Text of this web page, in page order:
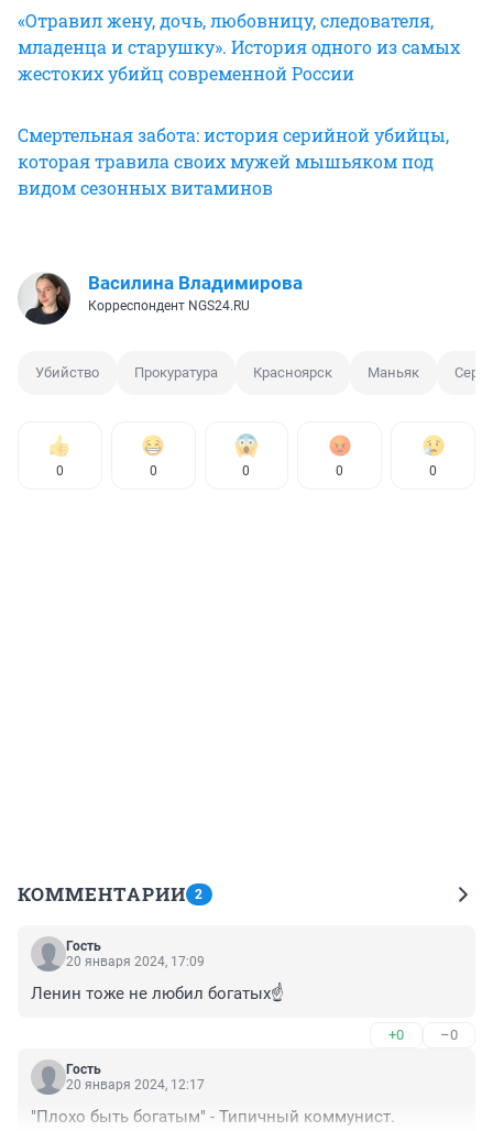
«Отравил жену, дочь, любовницу, следователя,
младенца и старушку». История одного из самых
жестоких убийц современной России
Смертельная забота: история серийной убийцы,
которая травила своих мужей мышьяком под
видом сезонных витаминов
Василина Владимирова
Корреспондент NGS24.RU
Убийство Прокуратура Красноярск Маньяк
0 0 0 0 0
КОММЕНТАРИИ 2
Гость
20 января 2024, 17:09
Ленин тоже не любил богатых☝️
+0 –0
Гость
20 января 2024, 12:17
"Плохо быть богатым" - Типичный коммунист.